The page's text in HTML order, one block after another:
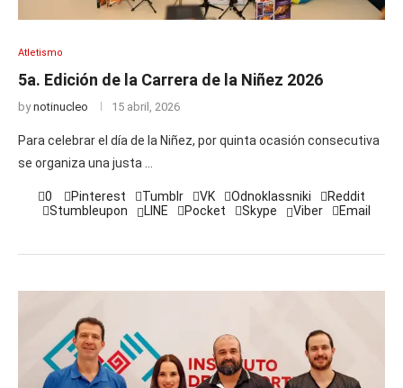
Atletismo
5a. Edición de la Carrera de la Niñez 2026
bynotinucleo 15 abril, 2026
Para celebrar el día de la Niñez, por quinta ocasión consecutiva
se organiza una justa …
0 Pinterest Tumblr VK Odnoklassniki
Reddit
Stumbleupon
LINE Pocket Skype Viber Email